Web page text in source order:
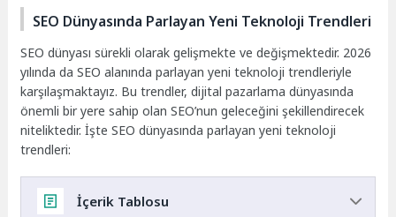
SEO Dünyasında Parlayan Yeni Teknoloji Trendleri
SEO dünyası sürekli olarak gelişmekte ve değişmektedir. 2026
yılında da SEO alanında parlayan yeni teknoloji trendleriyle
karşılaşmaktayız. Bu trendler, dijital pazarlama dünyasında
önemli bir yere sahip olan SEO’nun geleceğini şekillendirecek
niteliktedir. İşte SEO dünyasında parlayan yeni teknoloji
trendleri:
İçerik Tablosu